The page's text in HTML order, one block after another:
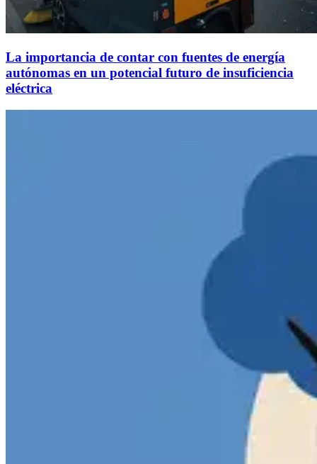
La importancia de contar con fuentes de energía
autónomas en un potencial futuro de insuficiencia
eléctrica